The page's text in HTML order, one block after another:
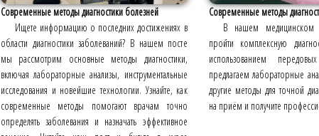
Современные методы диагностики болезней
Ищете информацию о последних достижениях в
области диагностики заболеваний? В нашем посте
мы рассмотрим основные методы диагностики,
включая лабораторные анализы, инструментальные
исследования и новейшие технологии. Узнайте, как
современные методы помогают врачам точно
определять заболевания и назначать эффективное
Современные методы
В нашем
пройти комплексную
использованием
предлагаем лабораторные
другие методы для точной
на приём и получите